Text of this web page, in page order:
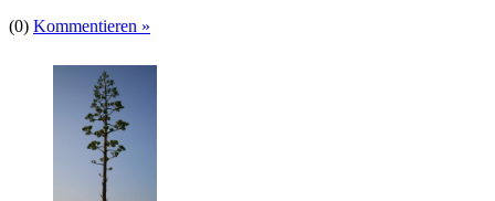
(0) Kommentieren »